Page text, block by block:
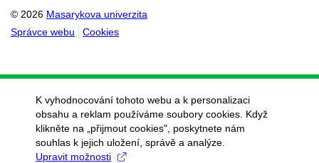
© 2026 Masarykova univerzita
Správce webu
Cookies
K vyhodnocování tohoto webu a k personalizaci
obsahu a reklam používáme soubory cookies. Když
klikněte na „přijmout cookies", poskytnete nám
souhlas k jejich uložení, správě a analýze.
Upravit možnosti